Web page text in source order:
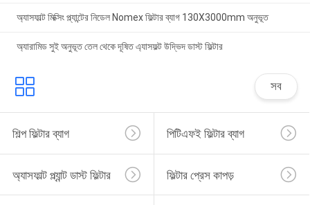
অ্যাসফাল্ট মিক্সিং প্ল্যান্টের নিডেল Nomex ফিল্টার ব্যাগ 130X3000mm অনুভূত
অ্যারামিড সুই অনুভূত তেল থেকে দূষিত এ্যাসফল্ট উদ্ভিদ ডাস্ট ফিল্টার
সব
শিল্প ফিল্টার ব্যাগ পিটিএফই ফিল্টার ব্যাগ
অ্যাসফাল্ট প্ল্যান্ট ডাস্ট ফিল্টার ফিল্টার প্রেস কাপড়